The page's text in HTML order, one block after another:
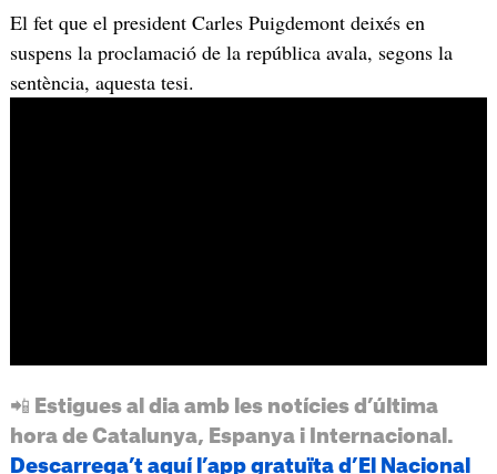
El fet que el president Carles Puigdemont deixés en
suspens la proclamació de la república avala, segons la
sentència, aquesta tesi.
📲 Estigues al dia amb les notícies d’última
hora de Catalunya, Espanya i Internacional.
Descarrega’t aquí l’app gratuïta d’El Nacional